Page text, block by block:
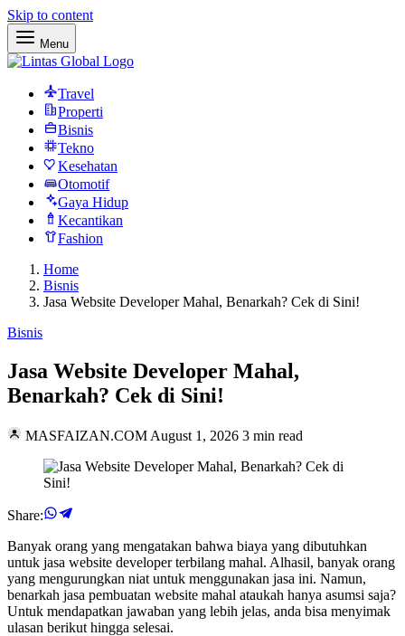
Skip to content
Menu
Travel
Properti
Bisnis
Tekno
Kesehatan
Otomotif
Gaya Hidup
Kecantikan
Fashion
Home
Bisnis
Jasa Website Developer Mahal, Benarkah? Cek di Sini!
Bisnis
Jasa Website Developer Mahal,
Benarkah? Cek di Sini!
MASFAIZAN.COM August 1, 2026 3 min read
Share:
Banyak orang yang mengatakan bahwa biaya yang dibutuhkan
untuk jasa website developer terbilang mahal. Alhasil, banyak orang
yang mengurungkan niat untuk menggunakan jasa ini. Namun,
benarkah jasa pembuatan website mahal ataukah hanya asumsi saja?
Untuk mendapatkan jawaban yang lebih jelas, anda bisa menyimak
ulasan berikut hingga selesai.